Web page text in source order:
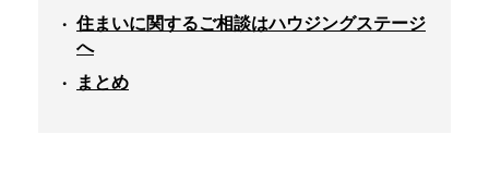
住まいに関するご相談はハウジングステージ
へ
まとめ